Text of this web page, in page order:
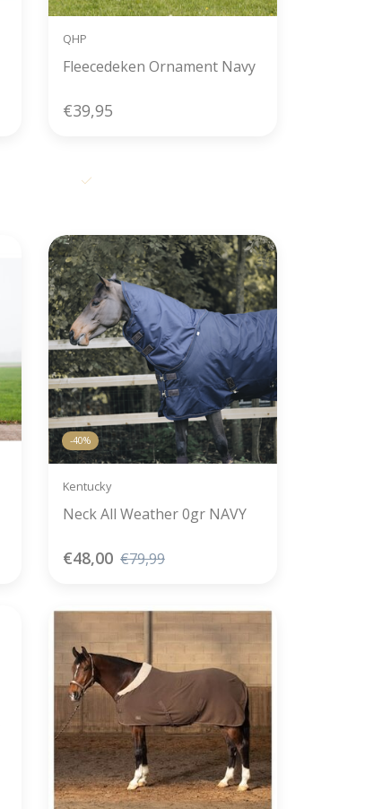
QHP
Fleecedeken Ornament Navy
€39,95
-40%
Kentucky
Neck All Weather 0gr NAVY
€48,00 €79,99